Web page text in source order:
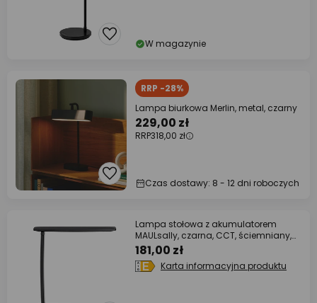
W magazynie
RRP -28%
Lampa biurkowa Merlin, metal, czarny
229,00 zł
RRP318,00 zł
Czas dostawy: 8 - 12 dni roboczych
Lampa stołowa z akumulatorem
MAULsally, czarna, CCT, ściemniany,
wysokość 34 cm
181,00 zł
Karta informacyjna produktu